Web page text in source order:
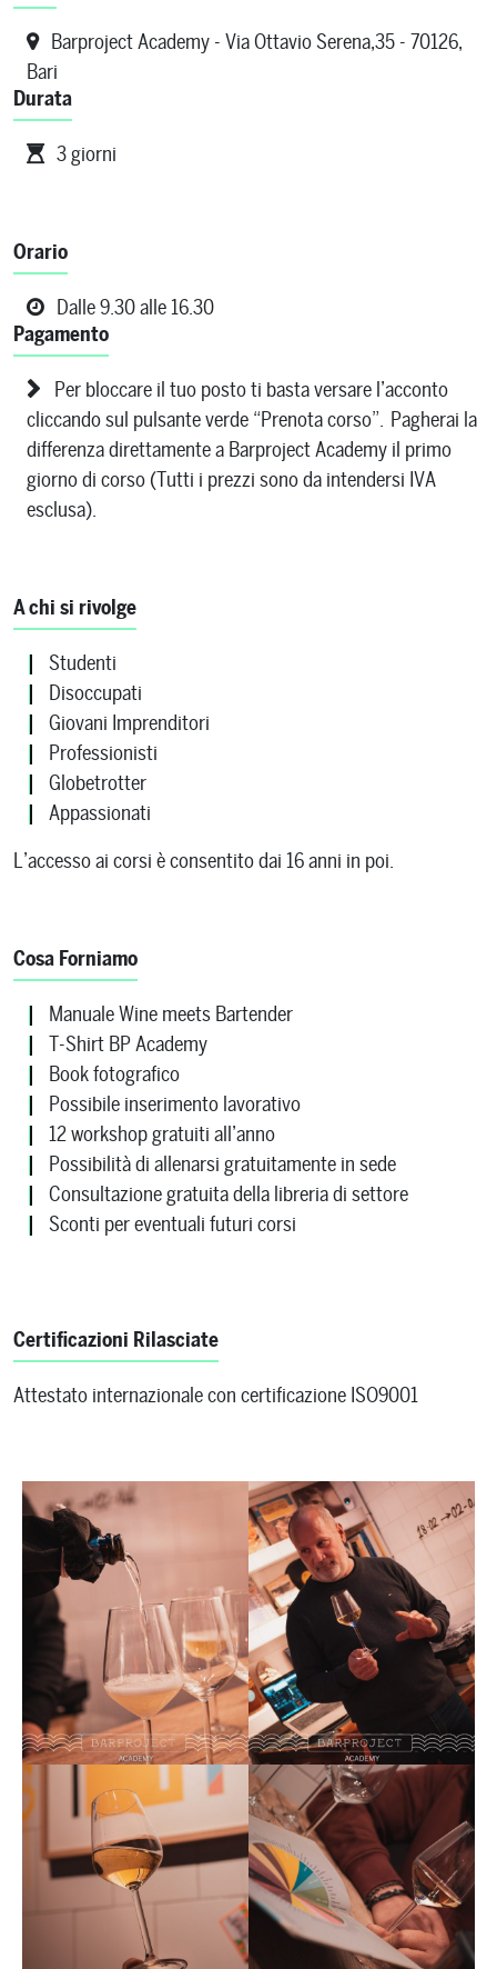
Barproject Academy - Via Ottavio Serena,35 - 70126,
Bari
Durata
3 giorni
Orario
Dalle 9.30 alle 16.30
Pagamento
Per bloccare il tuo posto ti basta versare l’acconto
cliccando sul pulsante verde “Prenota corso”. Pagherai la
differenza direttamente a Barproject Academy il primo
giorno di corso (Tutti i prezzi sono da intendersi IVA
esclusa).
A chi si rivolge
Studenti
Disoccupati
Giovani Imprenditori
Professionisti
Globetrotter
Appassionati
L’accesso ai corsi è consentito dai 16 anni in poi.
Cosa Forniamo
Manuale Wine meets Bartender
T-Shirt BP Academy
Book fotografico
Possibile inserimento lavorativo
12 workshop gratuiti all’anno
Possibilità di allenarsi gratuitamente in sede
Consultazione gratuita della libreria di settore
Sconti per eventuali futuri corsi
Certificazioni Rilasciate
Attestato internazionale con certificazione ISO9001